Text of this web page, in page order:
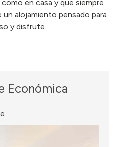
en casa y que siempre
alojamiento pensado para
y disfrute.
Económica